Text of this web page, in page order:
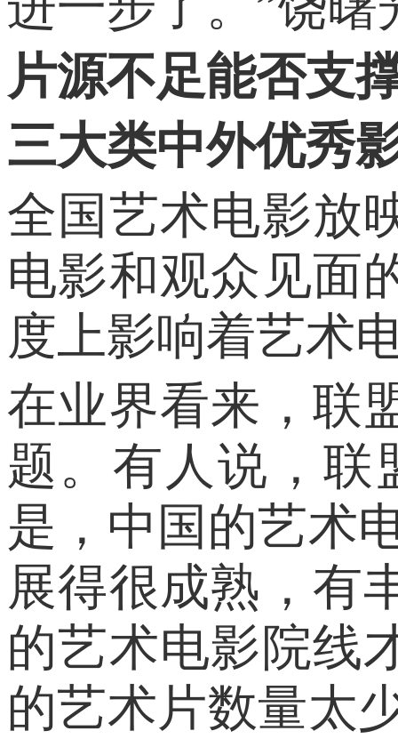
片源不足能否支
三大类中外优秀
全国艺术电影放
电影和观众见面
度上影响着艺术
在业界看来，联
题。有人说，联
是，中国的艺术
展得很成熟，有
的艺术电影院线
的艺术片数量太